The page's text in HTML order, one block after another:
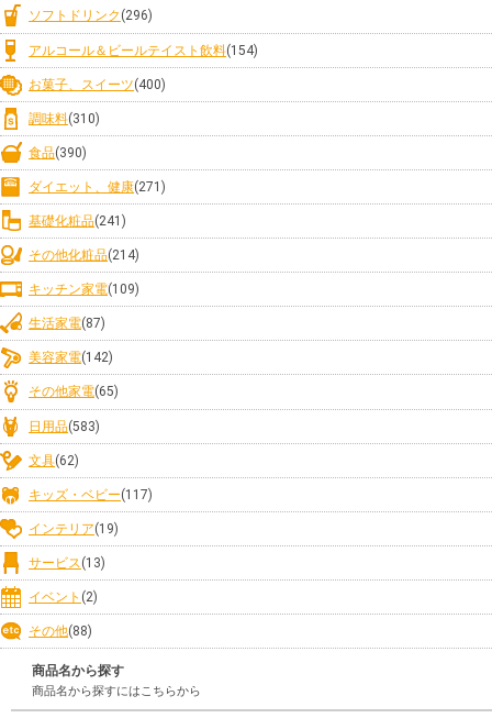
ソフトドリンク (296)
アルコール＆ビールテイスト飲料(154)
お菓子、スイーツ(400)
調味料(310)
食品(390)
ダイエット、健康(271)
基礎化粧品(241)
その他化粧品(214)
キッチン家電(109)
生活家電(87)
美容家電(142)
その他家電(65)
日用品(583)
文具(62)
キッズ・ベビー(117)
インテリア(19)
サービス(13)
イベント (2)
その他(88)
商品名から探す
商品名から探すにはこちらから